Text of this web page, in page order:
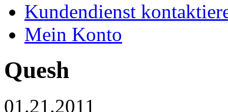
Kundendienst
Mein Konto
Quesh
01.21.2011